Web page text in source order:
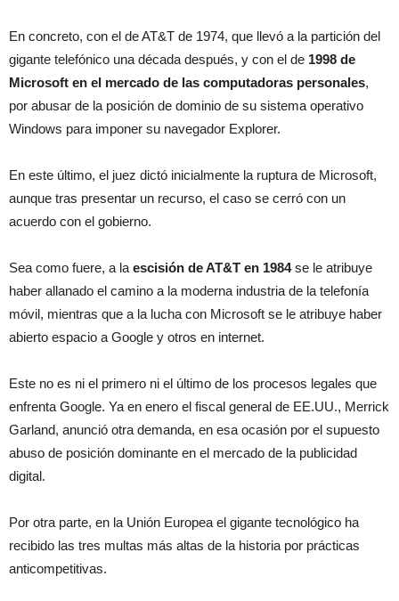
En concreto, con el de AT&T de 1974, que llevó a la partición del
gigante telefónico una década después, y con el de 1998 de
Microsoft en el mercado de las computadoras personales,
por abusar de la posición de dominio de su sistema operativo
Windows para imponer su navegador Explorer.
En este último, el juez dictó inicialmente la ruptura de Microsoft,
aunque tras presentar un recurso, el caso se cerró con un
acuerdo con el gobierno.
Sea como fuere, a laescisión de AT&T en 1984se le atribuye
haber allanado el camino a la moderna industria de la telefonía
móvil, mientras que a la lucha con Microsoft se le atribuye haber
abierto espacio a Google y otros en internet.
Este no es ni el primero ni el último de los procesos legales que
enfrenta Google. Ya en enero el fiscal general de EE.UU., Merrick
Garland, anunció otra demanda, en esa ocasión por el supuesto
abuso de posición dominante en el mercado de la publicidad
digital.
Por otra parte, en la Unión Europea el gigante tecnológico ha
recibido las tres multas más altas de la historia por prácticas
anticompetitivas.